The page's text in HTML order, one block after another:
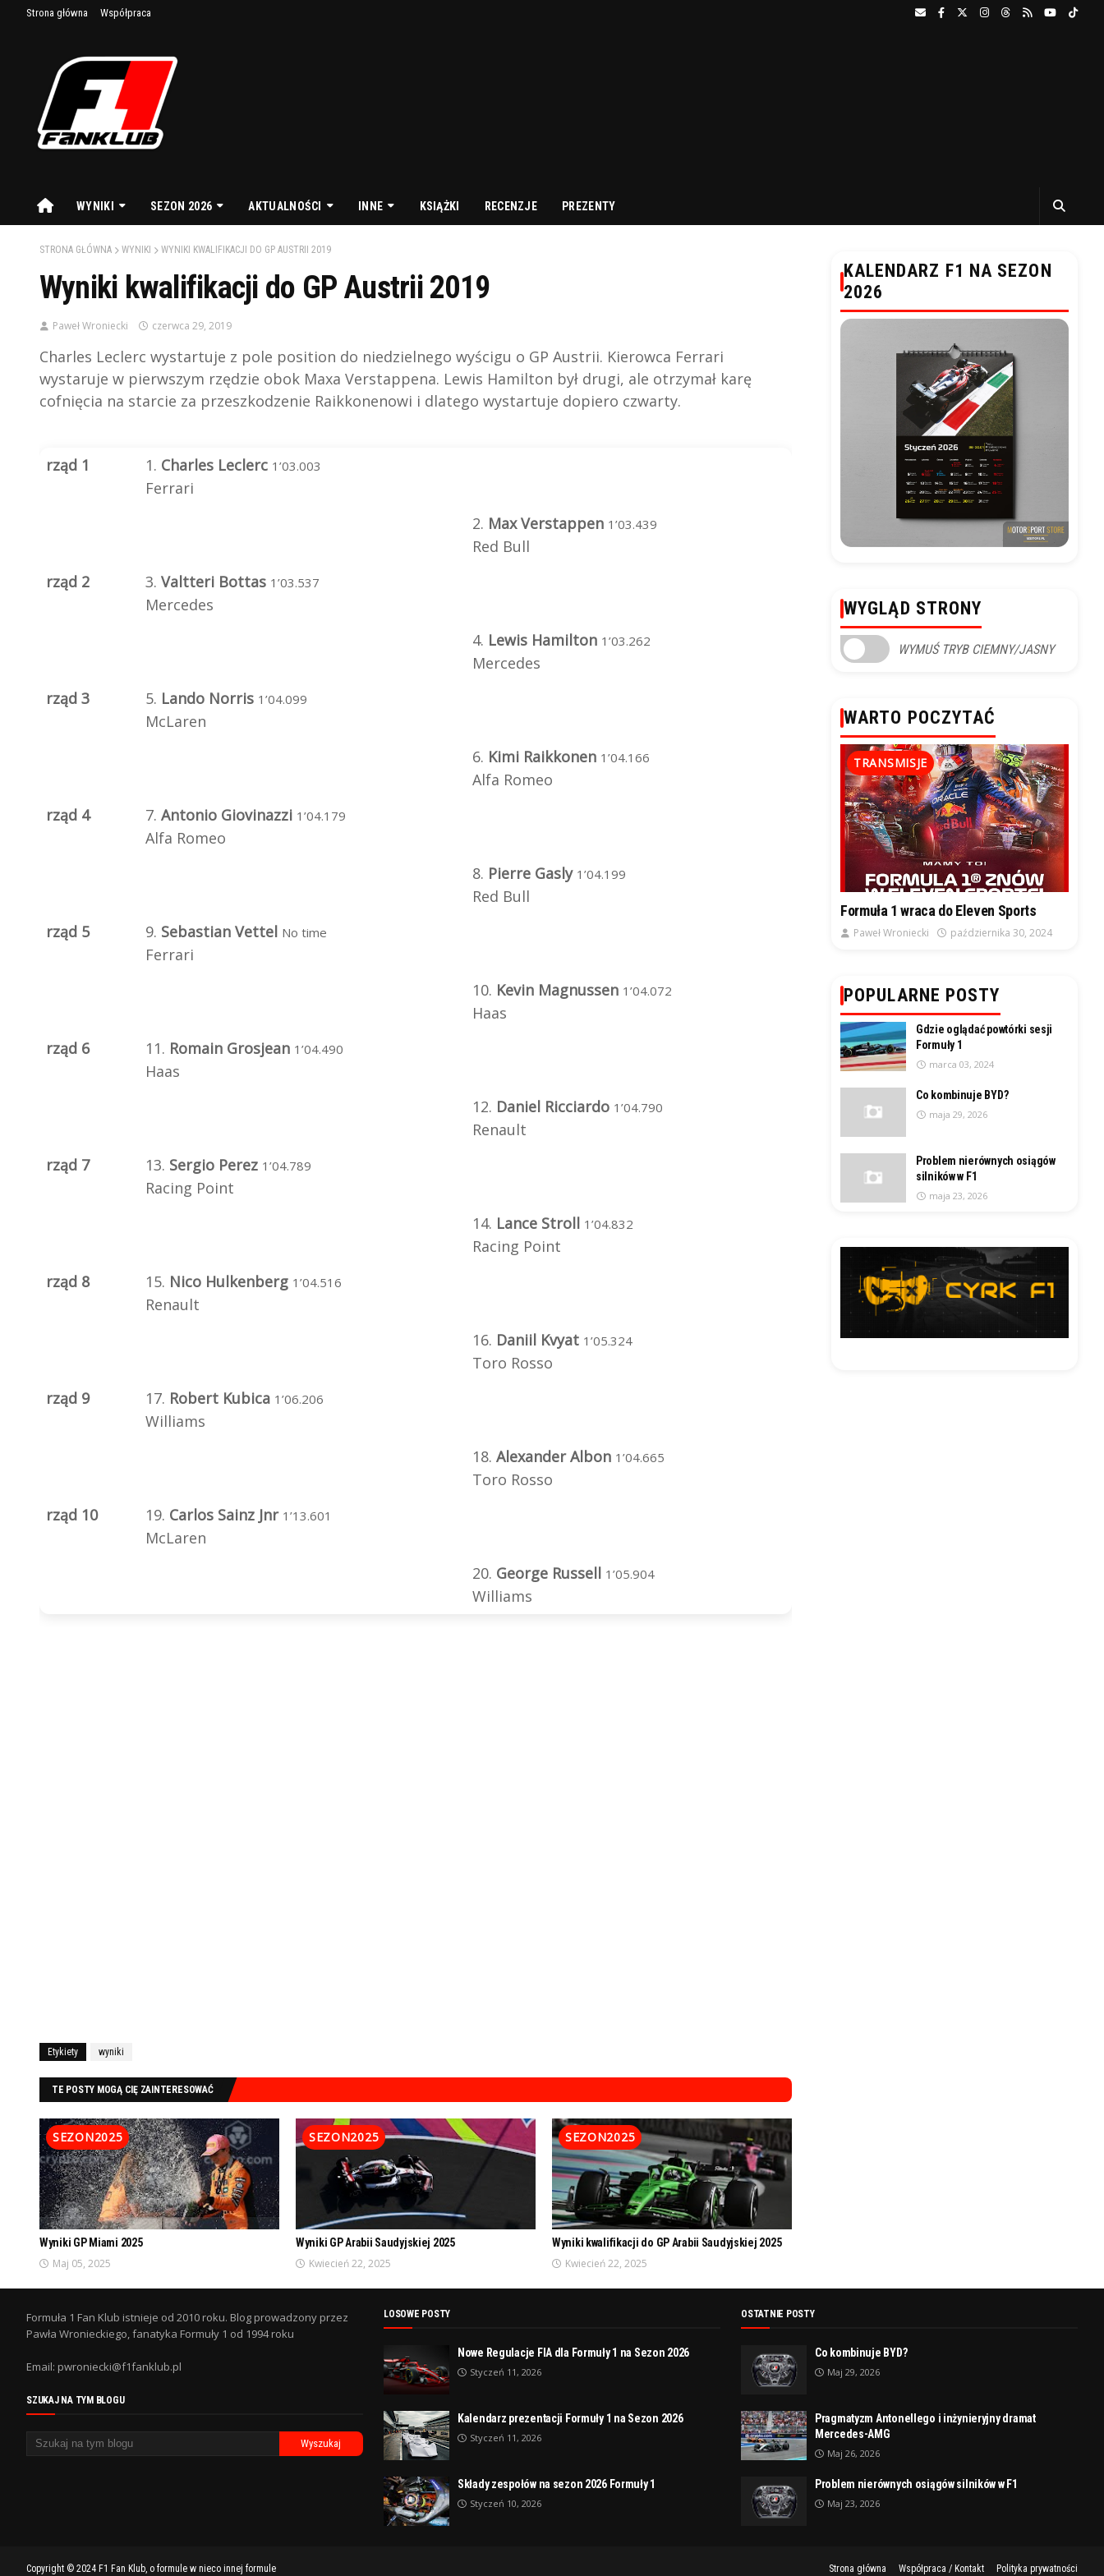
Strona główna Współpraca
WYNIKI SEZON 2026 AKTUALNOŚCI INNE KSIĄŻKI RECENZJE PREZENTY
STRONA GŁÓWNA WYNIKI WYNIKI KWALIFIKACJI DO GP AUSTRII 2019
Wyniki kwalifikacji do GP Austrii 2019
Paweł Wroniecki czerwca 29, 2019
Charles Leclerc wystartuje z pole position do niedzielnego wyścigu o GP Austrii. Kierowca Ferrari
wystaruje w pierwszym rzędzie obok Maxa Verstappena. Lewis Hamilton był drugi, ale otrzymał karę
cofnięcia na starcie za przeszkodzenie Raikkonenowi i dlatego wystartuje dopiero czwarty.
rząd 1 1. Charles Leclerc 1’03.003
Ferrari
2. Max Verstappen 1’03.439
Red Bull
rząd 2
3. Valtteri Bottas 1’03.537
Mercedes
4. Lewis Hamilton 1’03.262
Mercedes
rząd 3
5. Lando Norris 1’04.099
McLaren
6. Kimi Raikkonen 1’04.166
Alfa Romeo
rząd 4
7. Antonio Giovinazzi 1’04.179
Alfa Romeo
8. Pierre Gasly 1’04.199
Red Bull
rząd 5
9. Sebastian Vettel No time
Ferrari
10. Kevin Magnussen 1’04.072
Haas
rząd 6
11. Romain Grosjean 1’04.490
Haas
12. Daniel Ricciardo 1’04.790
Renault
rząd 7
13. Sergio Perez 1’04.789
Racing Point
14. Lance Stroll 1’04.832
Racing Point
rząd 8
15. Nico Hulkenberg 1’04.516
Renault
16. Daniil Kvyat 1’05.324
Toro Rosso
rząd 9
17. Robert Kubica 1’06.206
Williams
18. Alexander Albon 1’04.665
Toro Rosso
rząd 10
19. Carlos Sainz Jnr 1’13.601
McLaren
20. George Russell 1’05.904
Williams
Etykiety wyniki
TE POSTY MOGĄ CIĘ ZAINTERESOWAĆ
SEZON2025
Wyniki GP Miami 2025
Maj 05, 2025
SEZON2025
Wyniki GP Arabii Saudyjskiej 2025
Kwiecień 22, 2025
SEZON2025
Wyniki kwalifikacji do GP Arabii Saudyjskiej 2025
Kwiecień 22, 2025
KALENDARZ F1 NA SEZON
2026
WYGLĄD STRONY
WYMUŚ TRYB CIEMNY/JASNY
WARTO POCZYTAĆ
TRANSMISJE
Formuła 1 wraca do Eleven Sports
Paweł Wroniecki października 30, 2024
POPULARNE POSTY
Gdzie oglądać powtórki sesji
Formuły 1
marca 03, 2024
Co kombinuje BYD?
maja 29, 2026
Problem nierównych osiągów
silników w F1
maja 23, 2026
Formuła 1 Fan Klub istnieje od 2010 roku. Blog prowadzony przez
Pawła Wronieckiego, fanatyka Formuły 1 od 1994 roku
Email: pwroniecki@f1fanklub.pl
SZUKAJ NA TYM BLOGU
LOSOWE POSTY
Nowe Regulacje FIA dla Formuły 1 na Sezon 2026
Styczeń 11, 2026
Kalendarz prezentacji Formuły 1 na Sezon 2026
Styczeń 11, 2026
Składy zespołów na sezon 2026 Formuły 1
Styczeń 10, 2026
OSTATNIE POSTY
Co kombinuje BYD?
Maj 29, 2026
Pragmatyzm Antonellego i inżynieryjny dramat
Mercedes-AMG
Maj 26, 2026
Problem nierównych osiągów silników w F1
Maj 23, 2026
Strona główna Współpraca / Kontakt Polityka prywatności
Copyright © 2024 F1 Fan Klub, o formule w nieco innej formule